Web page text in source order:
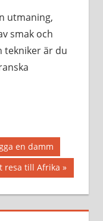
utmaning,
smak och
tekniker är du
en damm
resa till Afrika